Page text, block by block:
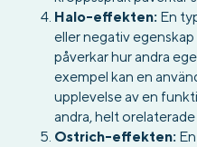
Halo-effekten: En
eller negativ
påverkar hur andra
exempel kan en
upplevelse av en
andra, helt
Ostrich-effekten: